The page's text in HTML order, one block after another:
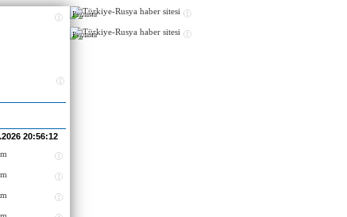
20:56:12
Реклама
Реклама